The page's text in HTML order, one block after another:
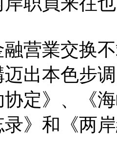
营業交换
迈出本色步
协定》、《
》和《两